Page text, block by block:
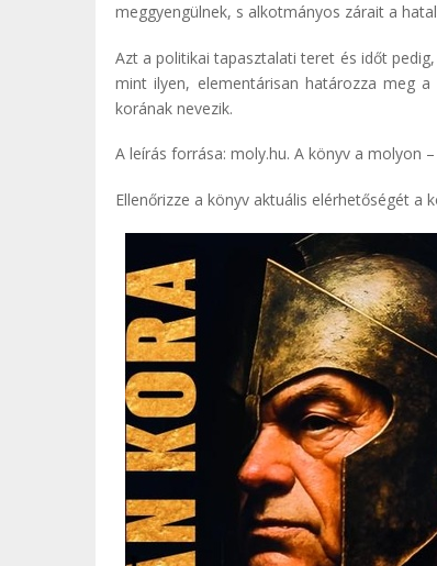
meggyengülnek, s alkotmányos zárait a
Azt a politikai tapasztalati teret és időt
mint ilyen, elementárisan határozza meg
korának nevezik.
A leírás forrása: moly.hu. A könyv a molyon –
Ellenőrizze a könyv aktuális elérhetőségét a